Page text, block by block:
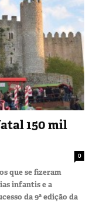
150 mil
0
que se fizeram
infantis e a
da 9ª edição da